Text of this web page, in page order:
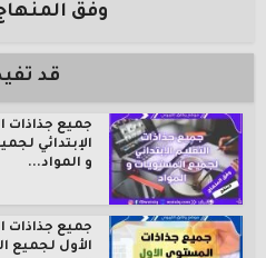
وفق
قد
جميع جذاذات
الإبتدائي
و المواد...
جميع جذاذات
الأول لجميع